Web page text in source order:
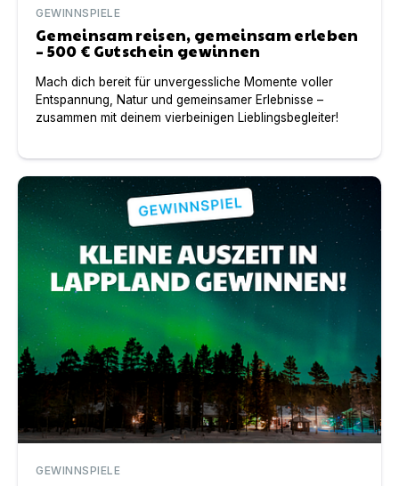
GEWINNSPIELE
Gemeinsam reisen, gemeinsam erleben
– 500 € Gutschein gewinnen
Mach dich bereit für unvergessliche Momente voller
Entspannung, Natur und gemeinsamer Erlebnisse –
zusammen mit deinem vierbeinigen Lieblingsbegleiter!
Traum-Gewinnspiel: Urlaub mit Hund in Schweden
GEWINNSPIELE